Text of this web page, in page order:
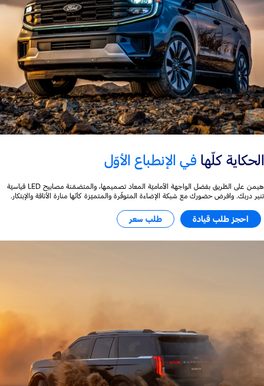
الحكاية كلّها في الإنطباع الأوّل
هيمن على الطّريق بفضل الواجهة الأماميّة المعاد تصميمها، والمتضمّنة مصابيح LED قياسيّة
تنير دربك. وافرض حضورك مع شبكة الإضاءة المتوفّرة والمتميّزة كأنّها منارة الأناقة والإبتكار.
احجز طلب قيادة طلب سعر